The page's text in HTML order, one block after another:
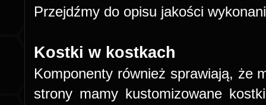
Przejdźmy do opisu jakości
Kostki w kostkach
Komponenty również sprawiają, że
strony mamy kustomizowane